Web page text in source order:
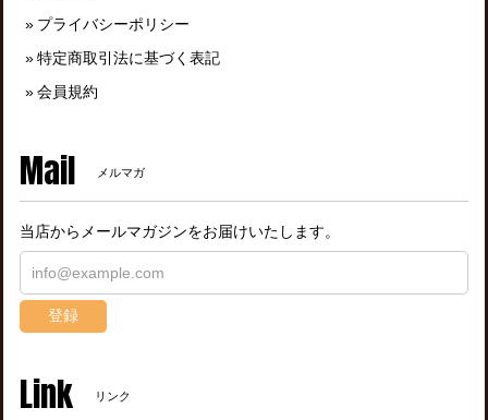
プライバシーポリシー
特定商取引法に基づく表記
会員規約
Mail メルマガ
当店からメールマガジンをお届けいたします。
登録
Link リンク